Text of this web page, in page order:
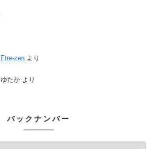
Ftre-zen より
ゆたか より
バックナンバー